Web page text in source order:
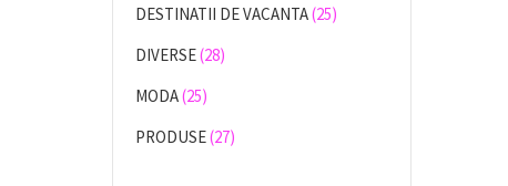
DESTINATII DE VACANTA(25)
DIVERSE(28)
MODA(25)
PRODUSE(27)